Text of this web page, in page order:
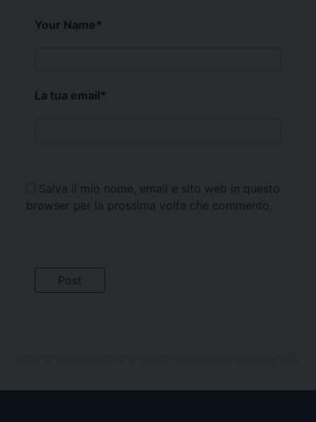
Your Name*
La tua email*
Salva il mio nome, email e sito web in questo
browser per la prossima volta che commento.